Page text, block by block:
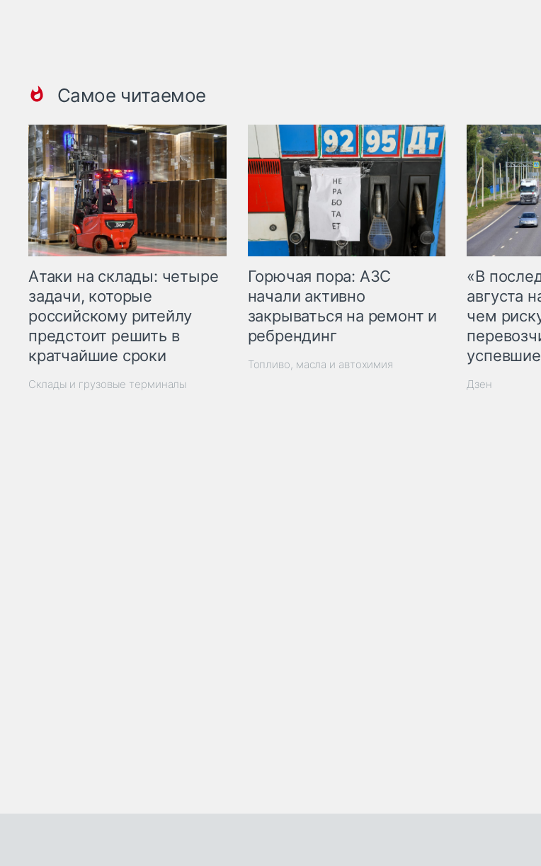
Самое читаемое
Атаки на склады: четыре
задачи, которые
российскому ритейлу
предстоит решить в
кратчайшие сроки
Склады и грузовые терминалы
Горючая пора: АЗС
начали активно
закрываться на ремонт и
ребрендинг
Топливо, масла и автохимия
«В
августа
чем
Дзен